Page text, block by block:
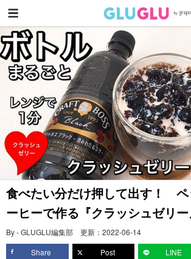
食べたい分だけ押して出す！ ペ
ーヒーで作る『クラッシュゼリ
By - GLUGLU編集部 更新： 2022-06-14
Share
Post LINE